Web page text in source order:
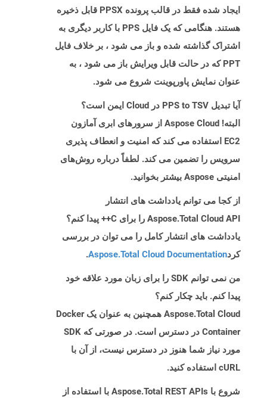
ایجاد شده فقط در قالب پرونده PPSX قابل ذخیره
هستند. هنگامی که یک فایل PPS با کاربر دیگری به
اشتراک گذاشته شده و باز می شود ، بر خلاف فایل
PPT که در حالت قابل ویرایش باز می شود ، به
عنوان نمایش پاورپوینت شروع می شود.
آیا تبدیل PPS to TSV در Cloud ایمن است؟
البته! Aspose Cloud از سرورهای ابری آمازون
EC2 استفاده می کند که امنیت و انعطاف پذیری
سرویس را تضمین می کند. لطفاً درباره روش‌های
امنیتی Aspose بیشتر بخوانید.
از کجا می توانم یادداشت های انتشار
Aspose.Total Cloud API را برای C++ پیدا کنم؟
یادداشت های انتشار کامل را می توان در بررسی
کردAspose.Total Cloud Documentation
.
من نمی توانم SDK را برای زبان مورد علاقه خود
پیدا کنم. باید چکار کنم؟
Aspose.Total Cloud همچنین به عنوان یک Docker
Container در دسترس است. در صورتی که SDK
مورد نیاز شما هنوز در دسترس نیست، از آن با
cURL استفاده کنید.
شروع با Aspose.Total REST APIs با استفاده از